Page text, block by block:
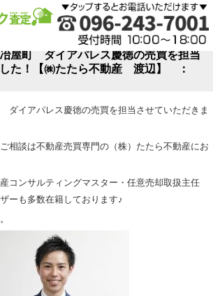
屋町 ダイアパレス慶徳の売買を担当
した！【㈱たたら不動産 渡辺】 ：
ダイアパレス慶徳の売買を担当させていただきま
相談は不動産売買専門の（株）たたら不動産にお
コンサルティングマスター・任意売却取扱主任
ーも多数在籍しております♪